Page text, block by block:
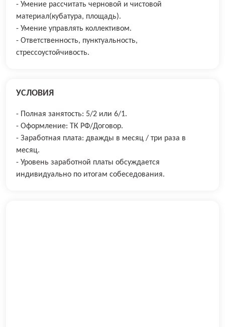
- Умение рассчитать черновой и чистовой
материал(кубатура, площадь).
- Умение управлять коллективом.
- Ответственность, пунктуальность,
стрессоустойчивость.
УСЛОВИЯ
- Полная занятость: 5/2 или 6/1.
- Оформление: ТК РФ/Договор.
- Заработная плата: дважды в месяц / три раза в
месяц.
- Уровень заработной платы обсуждается
индивидуально по итогам собеседования.